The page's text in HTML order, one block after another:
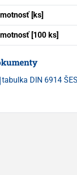
[ks]
[100 ks]
tabulka DIN 6914